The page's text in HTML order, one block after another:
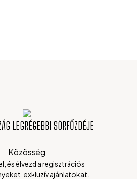
LEGRÉGEBBI SÖRFŐZDÉJE
Közösség
és élvezd a regisztrációs
exkluzív ajánlatokat.